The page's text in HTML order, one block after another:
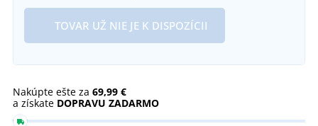
TOVAR UŽ NIE JE K DISPOZÍCII
Nakúpte ešte za 69,99 €
a získate DOPRAVU ZADARMO